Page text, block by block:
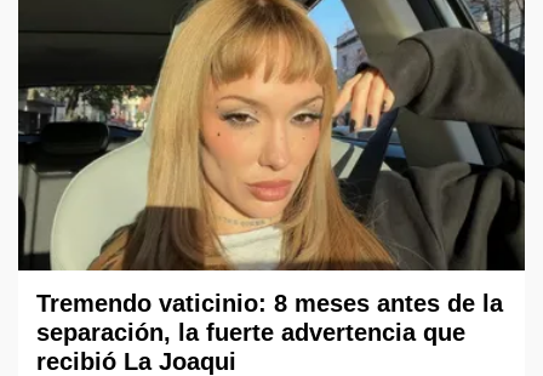
Tremendo vaticinio: 8 meses antes de la
separación, la fuerte advertencia que
recibió La Joaqui